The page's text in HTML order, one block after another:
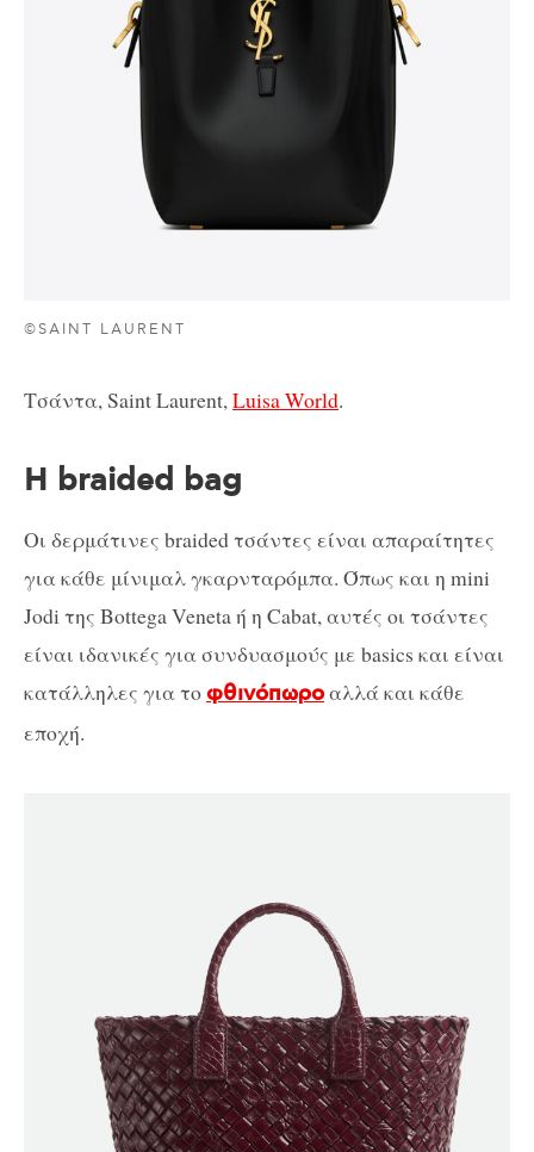
©SAINT LAURENT
Τσάντα, Saint Laurent,Luisa World.
Η braided bag
Οι δερμάτινες braided τσάντες είναι απαραίτητες
για κάθε μίνιμαλ γκαρνταρόμπα. Όπως και η mini
Jodi της Bottega Veneta ή η Cabat, αυτές οι τσάντες
είναι ιδανικές για συνδυασμούς με basics και είναι
κατάλληλες για τοφθινόπωροαλλά και κάθε
εποχή.